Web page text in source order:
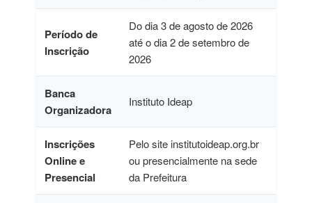
Período de
Inscrição
Do dia 3 de agosto de 2026
até o dia 2 de setembro de
2026
Banca
Organizadora
Instituto Ideap
Inscrições
Online e
Presencial
Pelo site institutoideap.org.br
ou presencialmente na sede
da Prefeitura